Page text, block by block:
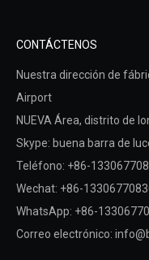
CONTÁCTENOS
Nuestra dirección de
Airport
NUEVA Área, distrito de
Skype: buena barra de
Teléfono: +86-
Wechat: +86-
WhatsApp: +86-
Correo electrónico: